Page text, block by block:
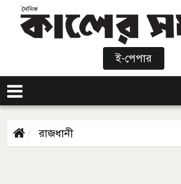
ই-পেপার
রাজধানী